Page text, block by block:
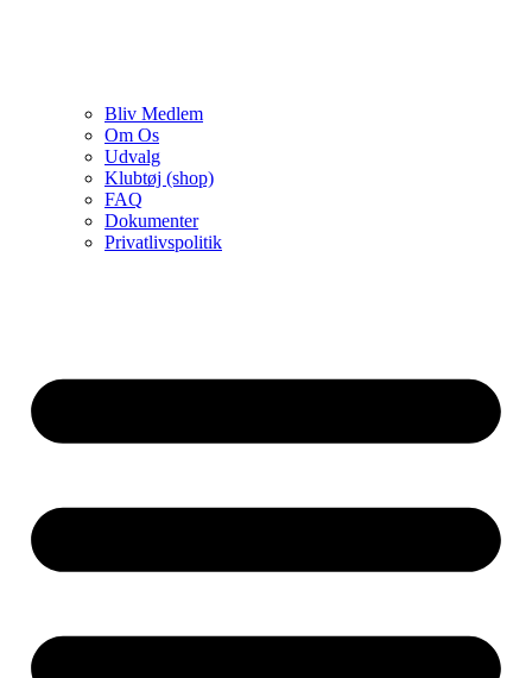
Bliv Medlem
Om Os
Udvalg
Klubtøj (shop)
FAQ
Dokumenter
Privatlivspolitik